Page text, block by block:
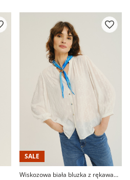
SALE
Wiskozowa biała bluzka z rękawami 3/4